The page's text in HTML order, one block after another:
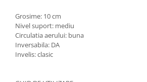
Grosime: 10 cm
Nivel suport: mediu
Circulatia aerului: buna
Inversabila: DA
Invelis: clasic